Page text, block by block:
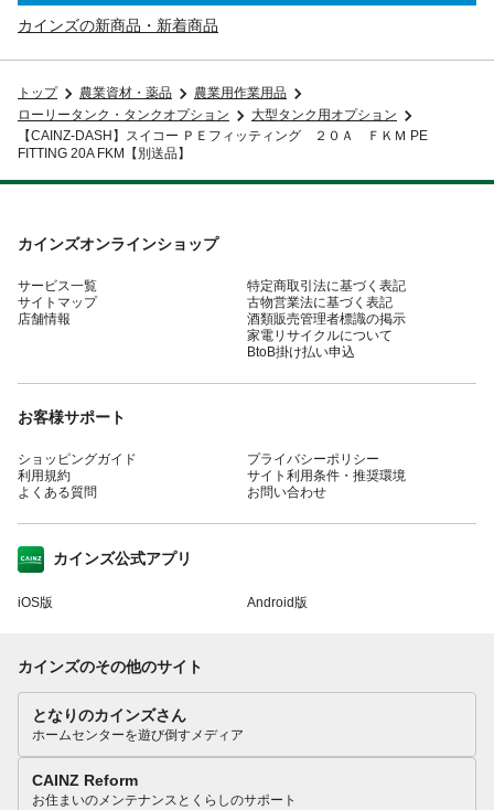
カインズの新商品・新着商品
トップ 農業資材・薬品
農業用作業用品
ローリータンク・タンクオプション
大型タンク用オプション
【CAINZ-DASH】スイコー ＰＥフィッティング ２０Ａ ＦＫＭ PE
FITTING 20A FKM【別送品】
カインズオンラインショップ
サービス一覧
サイトマップ
店舗情報
特定商取引法に基づく表記
古物営業法に基づく表記
酒類販売管理者標識の掲示
家電リサイクルについて
BtoB掛け払い申込
お客様サポート
ショッピングガイド
利用規約
よくある質問
プライバシーポリシー
サイト利用条件・推奨環境
お問い合わせ
カインズ公式アプリ
iOS版 Android版
カインズのその他のサイト
となりのカインズさん
ホームセンターを遊び倒すメディア
CAINZ Reform
お住まいのメンテナンスとくらしのサポート